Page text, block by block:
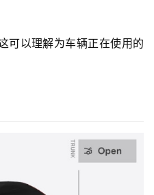
可以理解为车辆正在使用的